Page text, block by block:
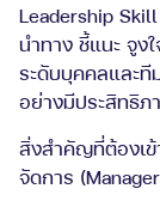
Leadership
นำทาง ชี้แนะ จูง
ระดับบุคคลและที
อย่างมีประสิทธิภ
สิ่งสำคัญที่ต้องเข้
จัดการ